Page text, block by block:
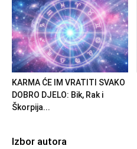
KARMA ĆE IM VRATITI SVAKO
DOBRO DJELO: Bik, Rak i
Škorpija...
Izbor autora